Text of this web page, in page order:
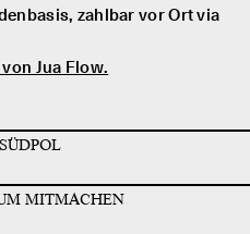
zahlbar vor Ort via
Jua Flow.
MITMACHEN